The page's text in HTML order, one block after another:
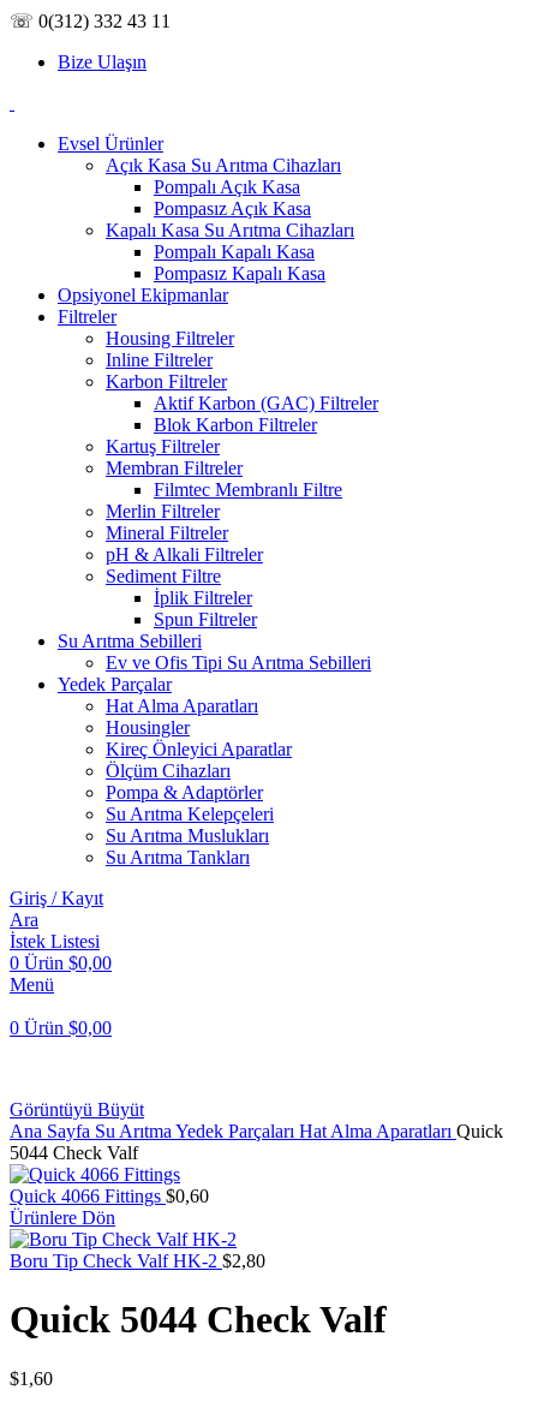
☏ 0(312) 332 43 11
Bize Ulaşın
Evsel Ürünler
Açık Kasa Su Arıtma Cihazları
Pompalı Açık Kasa
Pompasız Açık Kasa
Kapalı Kasa Su Arıtma Cihazları
Pompalı Kapalı Kasa
Pompasız Kapalı Kasa
Opsiyonel Ekipmanlar
Filtreler
Housing Filtreler
Inline Filtreler
Karbon Filtreler
Aktif Karbon (GAC) Filtreler
Blok Karbon Filtreler
Kartuş Filtreler
Membran Filtreler
Filmtec Membranlı Filtre
Merlin Filtreler
Mineral Filtreler
pH & Alkali Filtreler
Sediment Filtre
İplik Filtreler
Spun Filtreler
Su Arıtma Sebilleri
Ev ve Ofis Tipi Su Arıtma Sebilleri
Yedek Parçalar
Hat Alma Aparatları
Housingler
Kireç Önleyici Aparatlar
Ölçüm Cihazları
Pompa & Adaptörler
Su Arıtma Kelepçeleri
Su Arıtma Muslukları
Su Arıtma Tankları
Giriş / Kayıt
Ara
İstek Listesi
0 Ürün $0,00
Menü
0 Ürün $0,00
Görüntüyü Büyüt
Ana Sayfa Su Arıtma Yedek Parçaları Hat Alma Aparatları Quick
5044 Check Valf
Quick 4066 Fittings $0,60
Ürünlere Dön
Boru Tip Check Valf HK-2 $2,80
Quick 5044 Check Valf
$1,60